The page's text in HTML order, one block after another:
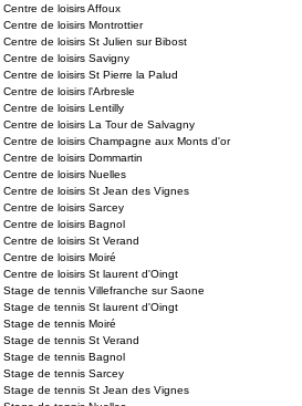
Centre de loisirs Affoux
Centre de loisirs Montrottier
Centre de loisirs St Julien sur Bibost
Centre de loisirs Savigny
Centre de loisirs St Pierre la Palud
Centre de loisirs l'Arbresle
Centre de loisirs Lentilly
Centre de loisirs La Tour de Salvagny
Centre de loisirs Champagne aux Monts d'or
Centre de loisirs Dommartin
Centre de loisirs Nuelles
Centre de loisirs St Jean des Vignes
Centre de loisirs Sarcey
Centre de loisirs Bagnol
Centre de loisirs St Verand
Centre de loisirs Moiré
Centre de loisirs St laurent d'Oingt
Stage de tennis Villefranche sur Saone
Stage de tennis St laurent d'Oingt
Stage de tennis Moiré
Stage de tennis St Verand
Stage de tennis Bagnol
Stage de tennis Sarcey
Stage de tennis St Jean des Vignes